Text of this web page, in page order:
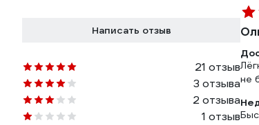
Написать отзыв
21 отзыв
3 отзыва
2 отзыва
1 отзыв
не